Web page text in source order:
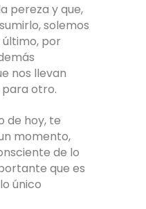
pereza y que,
solemos
por
nos llevan
otro.
de hoy, te
momento,
de lo
que es
único